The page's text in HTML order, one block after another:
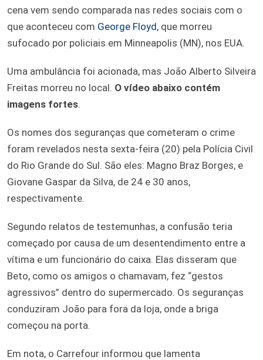
cena vem sendo comparada nas redes sociais com o
que aconteceu com George Floyd, que morreu
sufocado por policiais em Minneapolis (MN), nos EUA.
Uma ambulância foi acionada, mas João Alberto Silveira
Freitas morreu no local. O vídeo abaixo contém
imagens fortes.
Os nomes dos seguranças que cometeram o crime
foram revelados nesta sexta-feira (20) pela Polícia Civil
do Rio Grande do Sul. São eles: Magno Braz Borges, e
Giovane Gaspar da Silva, de 24 e 30 anos,
respectivamente.
Segundo relatos de testemunhas, a confusão teria
começado por causa de um desentendimento entre a
vítima e um funcionário do caixa. Elas disseram que
Beto, como os amigos o chamavam, fez “gestos
agressivos” dentro do supermercado. Os seguranças
conduziram João para fora da loja, onde a briga
começou na porta.
Em nota, o Carrefour informou que lamenta